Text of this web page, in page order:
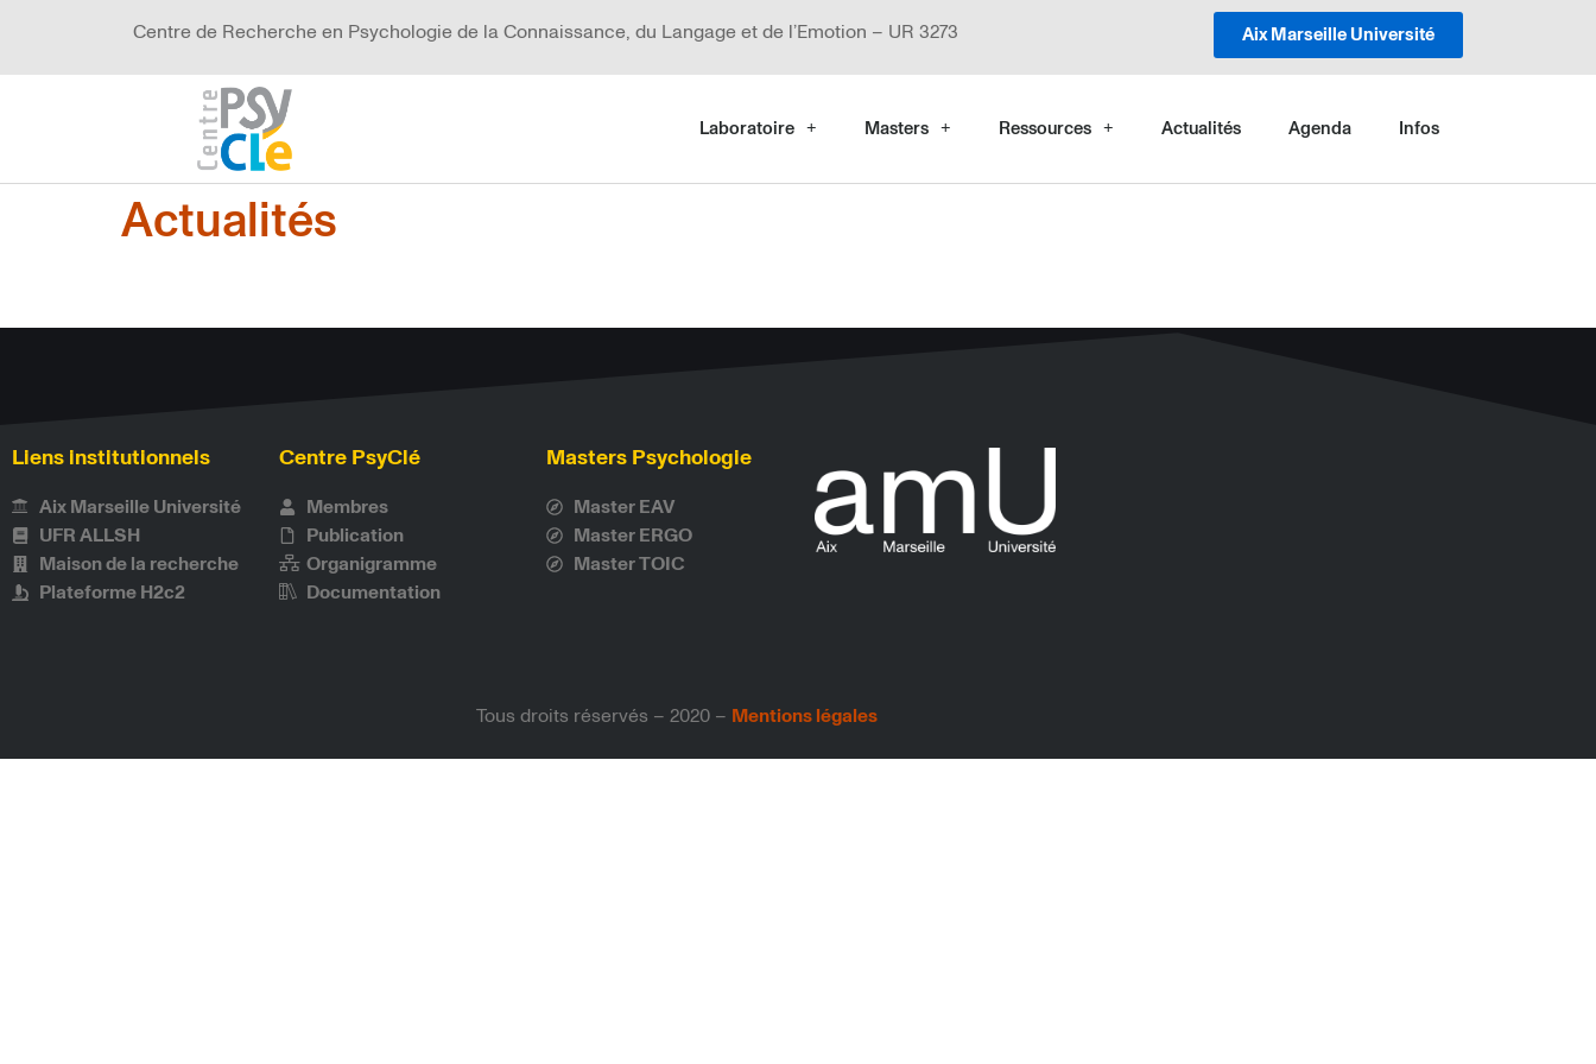
Centre de Recherche en Psychologie de la Connaissance, du Langage et de l’Emotion – UR 3273 Aix Marseille Université
Laboratoire Masters Ressources Actualités Agenda Infos
Actualités
Liens institutionnels
Aix Marseille Université
UFR ALLSH
Maison de la recherche
Plateforme H2c2
Centre PsyClé
Membres
Publication
Organigramme
Documentation
Masters Psychologie
Master EAV
Master ERGO
Master TOIC
Tous droits réservés – 2020 – Mentions légales